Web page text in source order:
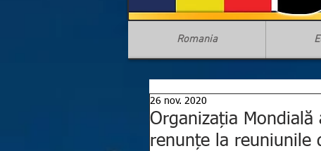
Romania
Organizația
renunțe la reuniunile
26 nov. 2020